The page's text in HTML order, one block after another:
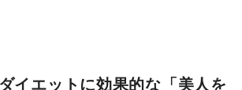
イエットに効果的な「美人を